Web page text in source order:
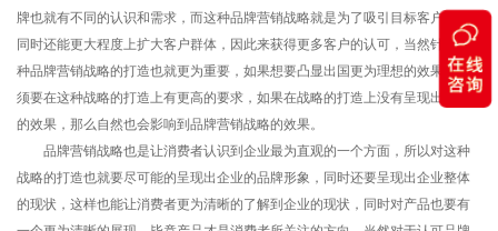
牌也就有不同的认识和需求，而这种品牌营销战略就是为了吸引目标客户群的
同时还能更大程度上扩大客户群体，因此来获得更多客户的认可，当然针对这
种品牌营销战略的打造也就更为重要，如果想要凸显出国更为理想的效果就必
须要在这种战略的打造上有更高的要求，如果在战略的打造上没有呈现出更好
的效果，那么自然也会影响到品牌营销战略的效果。
品牌营销战略也是让消费者认识到企业最为直观的一个方面，所以对这种
战略的打造也就要尽可能的呈现出企业的品牌形象，同时还要呈现出企业整体
的现状，这样也能让消费者更为清晰的了解到企业的现状，同时对产品也要有